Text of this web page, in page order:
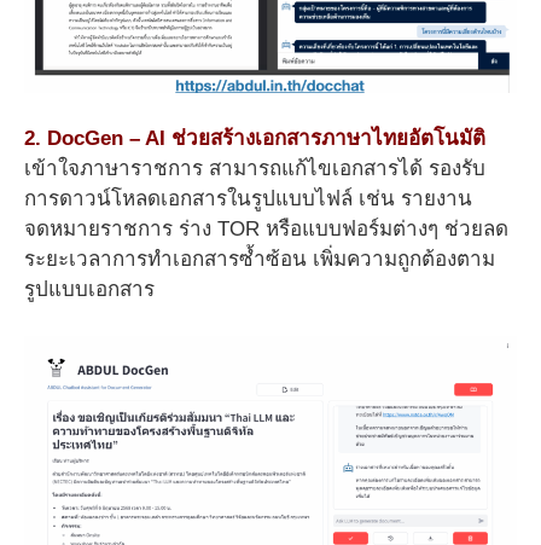
2. DocGen – AI ช่วยสร้างเอกสารภาษาไทยอัตโนมัติ
เข้าใจภาษาราชการ สามารถแก้ไขเอกสารได้ รองรับ
การดาวน์โหลดเอกสารในรูปแบบไฟล์ เช่น รายงาน
จดหมายราชการ ร่าง TOR หรือแบบฟอร์มต่างๆ ช่วยลด
ระยะเวลาการทำเอกสารซ้ำซ้อน เพิ่มความถูกต้องตาม
รูปแบบเอกสาร